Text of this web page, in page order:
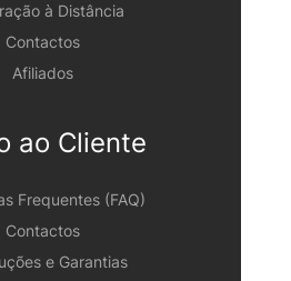
à Distância
Contactos
Afiliados
ao Cliente
Frequentes (FAQ)
Contactos
e Garantias